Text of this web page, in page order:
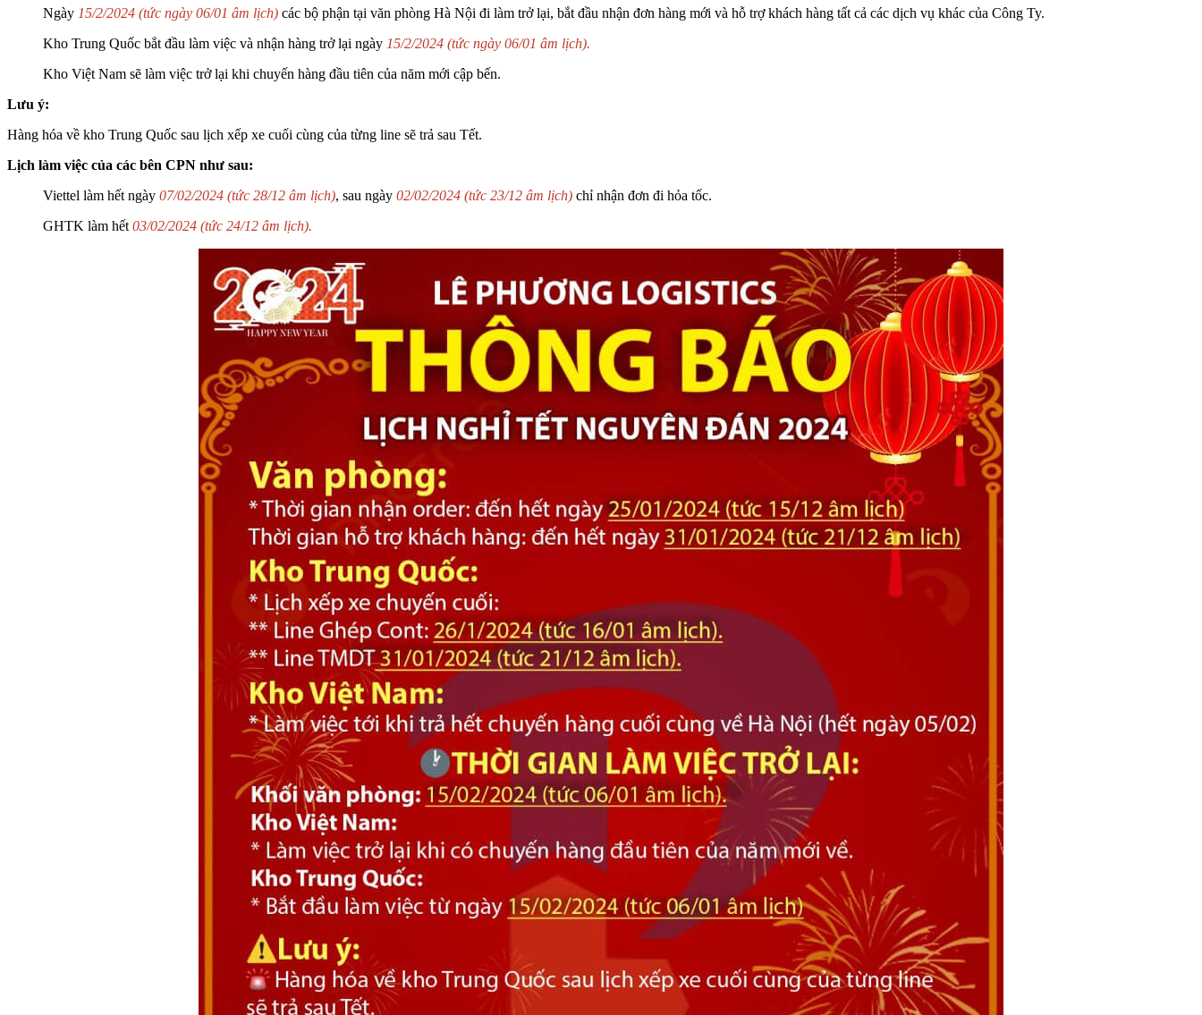
Ngày 15/2/2024 (tức ngày 06/01 âm lịch) các bộ phận tại văn phòng Hà Nội đi làm trở lại, bắt đầu nhận đơn hàng mới và hỗ trợ khách hàng tất cả các dịch vụ khác của Công Ty.
Kho Trung Quốc bắt đầu làm việc và nhận hàng trở lại ngày 15/2/2024 (tức ngày 06/01 âm lịch).
Kho Việt Nam sẽ làm việc trở lại khi chuyến hàng đầu tiên của năm mới cập bến.
Lưu ý:
Hàng hóa về kho Trung Quốc sau lịch xếp xe cuối cùng của từng line sẽ trả sau Tết.
Lịch làm việc của các bên CPN như sau:
Viettel làm hết ngày 07/02/2024 (tức 28/12 âm lịch), sau ngày 02/02/2024 (tức 23/12 âm lịch) chỉ nhận đơn đi hỏa tốc.
GHTK làm hết 03/02/2024 (tức 24/12 âm lịch).